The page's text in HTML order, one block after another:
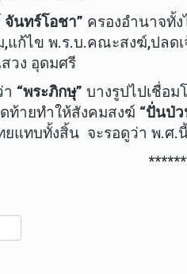
จันทร์โอชา” ครองอำนาจทั้
,แก้ไข พ.ร.บ.คณะสงฆ์,ปล
วง อุดมศรี
“พระภิกษุ” บางรูปไปเชื่อม
ท้ายทำให้สังคมสงฆ์ “ปั่นป่ว
ยแทบทั้งสิ้น จะรอดูว่า พ.ศ